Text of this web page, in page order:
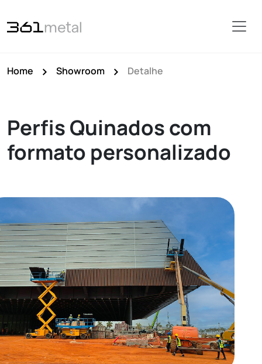
Home Showroom Detalhe
Perfis Quinados com
formato personalizado